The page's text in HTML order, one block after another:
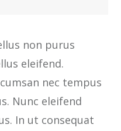
non purus
eleifend.
nec tempus
Nunc eleifend
In ut consequat